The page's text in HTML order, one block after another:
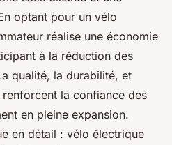
optant pour un vélo
réalise une économie
à la réduction des
qualité, la durabilité, et
renforcent la confiance des
en pleine expansion.
en détail : vélo électrique